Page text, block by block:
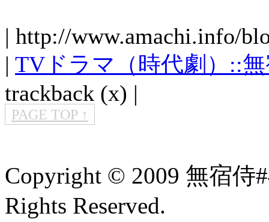
| http://www.amachi.info/
| TVドラマ（時代劇）::
trackback (x) |
PAGE TOP ↑
Copyright © 2009 無宿
Rights Reserved.